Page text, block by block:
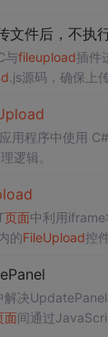
文件后，不执
与fileupload插件
.js源码，确保上
用程序中使用
逻辑。
页面中利用iframe
的FileUpload控
解决
面间通过